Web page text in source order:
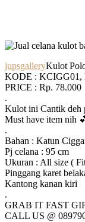
jupsgalleryKulot
KODE : KCIGG01,
PRICE : Rp. 78.000
.
Kulot ini Cantik deh
Must have item nih
.
Bahan : Katun
Pj celana : 95 cm
Ukuran : All size (
Pinggang karet
Kantong kanan kiri
.
GRAB IT FAST
CALL US @